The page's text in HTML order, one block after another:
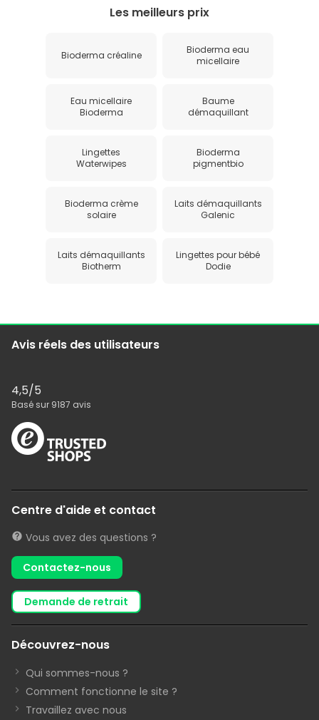
Les meilleurs prix
Bioderma créaline
Bioderma eau
micellaire
Eau micellaire
Bioderma
Baume
démaquillant
Lingettes
Waterwipes
Bioderma
pigmentbio
Bioderma crème
solaire
Laits démaquillants
Galenic
Laits démaquillants
Biotherm
Lingettes pour bébé
Dodie
Avis réels des utilisateurs
4,5/5
Basé sur 9187 avis
Centre d'aide et contact
Vous avez des questions ?
Contactez-nous
demande de retrait
Découvrez-nous
Qui sommes-nous ?
Comment fonctionne le site ?
Travaillez avec nous